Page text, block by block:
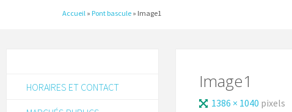
Accueil » Pont bascule » Image1
Image1
1386 × 1040 pixels
HORAIRES ET CONTACT